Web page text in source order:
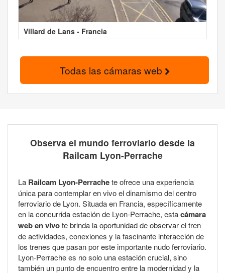
Villard de Lans - Francia
Todas las cámaras web
Observa el mundo ferroviario desde la
Railcam Lyon-Perrache
La Railcam Lyon-Perrachete ofrece una experiencia
única para contemplar en vivo el dinamismo del centro
ferroviario de Lyon. Situada en Francia, específicamente
en la concurrida estación de Lyon-Perrache, estacámara
web en vivote brinda la oportunidad de observar el tren
de actividades, conexiones y la fascinante interacción de
los trenes que pasan por este importante nudo ferroviario.
Lyon-Perrache es no solo una estación crucial, sino
también un punto de encuentro entre la modernidad y la